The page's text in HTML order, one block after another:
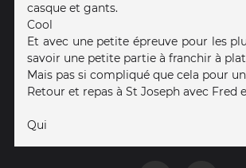
casque et gants.
Cool
Et avec une petite épreuve pour les
savoir une petite partie à franchir à
Mais pas si compliqué que cela pour
Retour et repas à St Joseph avec Fred
Qui